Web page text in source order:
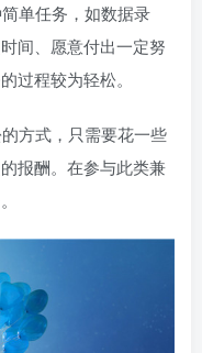
单任务，如数据录
间、愿意付出一定努
过程较为轻松。
方式，只需要花一些
报酬。在参与此类兼